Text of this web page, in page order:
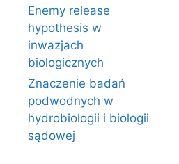
Enemy release
hypothesis w
inwazjach
biologicznych
Znaczenie badań
podwodnych w
hydrobiologii i biologii
sądowej